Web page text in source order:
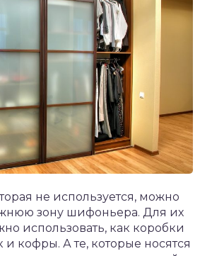
не используется, можно
зону шифоньера. Для их
использовать, как коробки
и кофры. А те, которые носятся